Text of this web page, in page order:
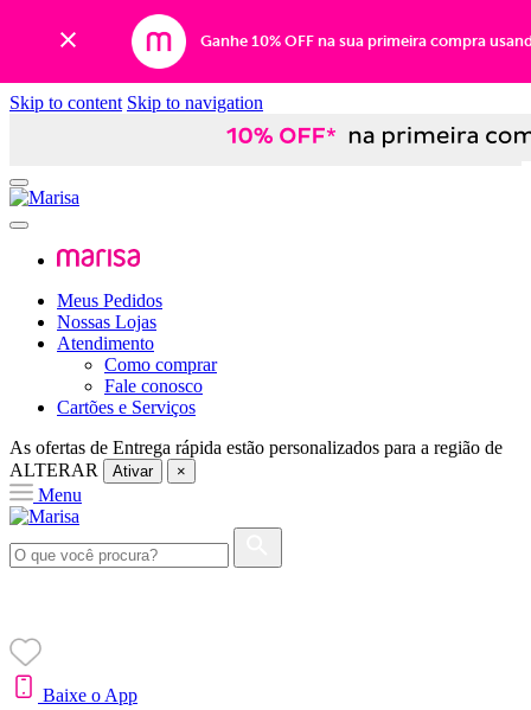
Ganhe 10% OFF na sua primeira compra
Skip to content Skip to navigation
Meus Pedidos
Nossas Lojas
Atendimento
Como comprar
Fale conosco
Cartões e Serviços
As ofertas de Entrega rápida estão personalizados para a região de
ALTERAR
Ativar ×
Menu
Baixe o App